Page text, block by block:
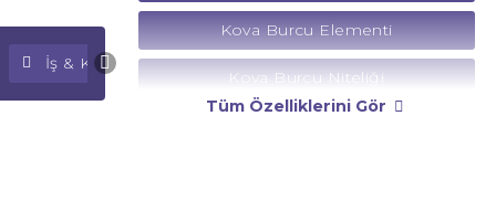
İş & Kariyer Falı Para Falı
Kova Burcu Elementi
Kova Burcu Niteliği
Tüm Özelliklerini Gör